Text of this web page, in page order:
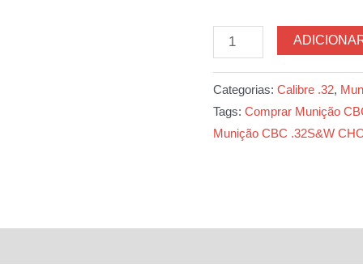
Munição
CBC
Blister
Categorias: Calibre .32,
Tags: Comprar Munição
Munição CBC .32S&W